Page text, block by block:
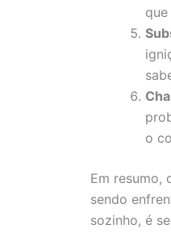
o
Em resumo,
sendo
sozinho, é